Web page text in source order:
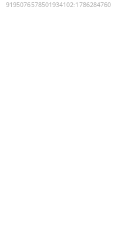
9195076578501934102:1786284760